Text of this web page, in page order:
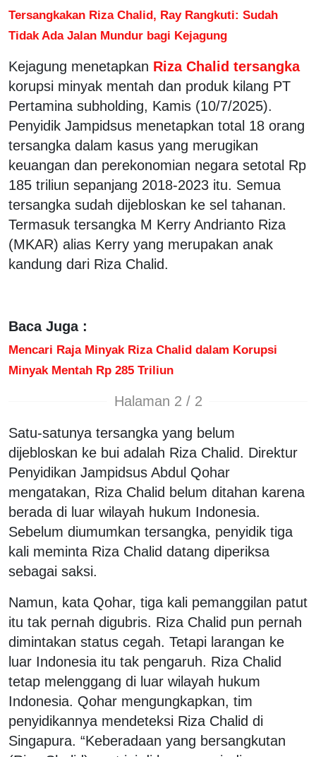
Tersangkakan Riza Chalid, Ray Rangkuti: Sudah
Tidak Ada Jalan Mundur bagi Kejagung
Kejagung menetapkan Riza Chalid tersangka
korupsi minyak mentah dan produk kilang PT
Pertamina subholding, Kamis (10/7/2025).
Penyidik Jampidsus menetapkan total 18 orang
tersangka dalam kasus yang merugikan
keuangan dan perekonomian negara setotal Rp
185 triliun sepanjang 2018-2023 itu. Semua
tersangka sudah dijebloskan ke sel tahanan.
Termasuk tersangka M Kerry Andrianto Riza
(MKAR) alias Kerry yang merupakan anak
kandung dari Riza Chalid.
Baca Juga :
Mencari Raja Minyak Riza Chalid dalam Korupsi
Minyak Mentah Rp 285 Triliun
Halaman 2 / 2
Satu-satunya tersangka yang belum
dijebloskan ke bui adalah Riza Chalid. Direktur
Penyidikan Jampidsus Abdul Qohar
mengatakan, Riza Chalid belum ditahan karena
berada di luar wilayah hukum Indonesia.
Sebelum diumumkan tersangka, penyidik tiga
kali meminta Riza Chalid datang diperiksa
sebagai saksi.
Namun, kata Qohar, tiga kali pemanggilan patut
itu tak pernah digubris. Riza Chalid pun pernah
dimintakan status cegah. Tetapi larangan ke
luar Indonesia itu tak pengaruh. Riza Chalid
tetap melenggang di luar wilayah hukum
Indonesia. Qohar mengungkapkan, tim
penyidikannya mendeteksi Riza Chalid di
Singapura. “Keberadaan yang bersangkutan